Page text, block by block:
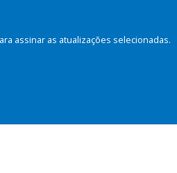
assinar as atualizações selecionadas.